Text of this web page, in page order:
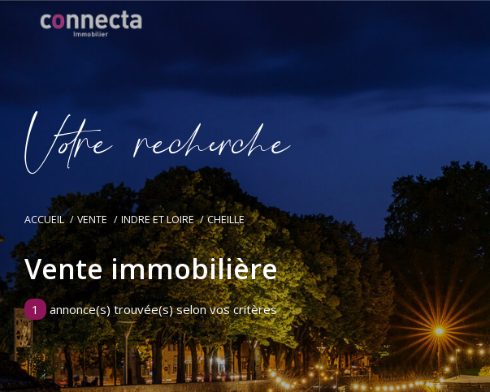
Vore recece
ACCUEIL VENTE INDRE ET LOIRE CHEILLE
Vente immobilière
1 annonce(s) trouvée(s) selon vos critères